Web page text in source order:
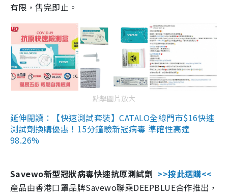
有限，售完即止。
點擊圖片放大
延伸閱讀：【快速測試套裝】CATALO全線門市$16快速
測試劑換購優惠！15分鐘驗新冠病毒 準確性高達
98.26%
Savewo新型冠狀病毒快速抗原測試劑 >>按此選購<<
產品由香港口罩品牌Savewo聯乘DEEPBLUE合作推出，